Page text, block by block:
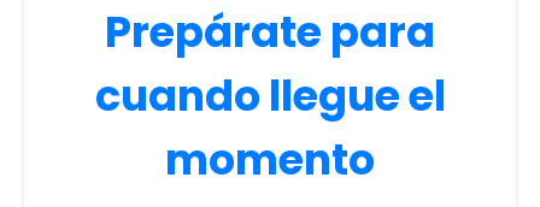
Prepárate para
cuando llegue el
momento